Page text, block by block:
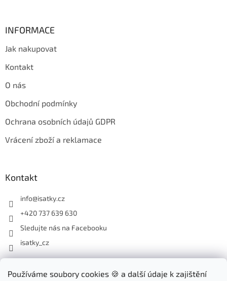
Používáme soubory cookies 🍪 a další údaje k zajištění
INFORMACE
Jak nakupovat
Kontakt
O nás
Obchodní podmínky
Ochrana osobních údajů GDPR
Vrácení zboží a reklamace
Kontakt
info@isatky.cz
+420 737 639 630
Sledujte nás na Facebooku
isatky_cz
Odebírat newsletter